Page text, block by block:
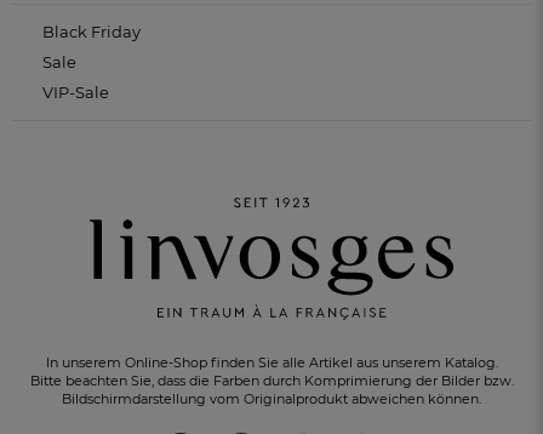
In unserem Online-Shop finden Sie alle Artikel aus unserem Katalog.
Bitte beachten Sie, dass die Farben durch Komprimierung der Bilder bzw.
Bildschirmdarstellung vom Originalprodukt abweichen können.
Black Friday
Sale
VIP-Sale